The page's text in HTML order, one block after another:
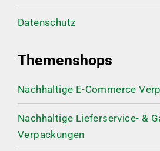
Datenschutz
Themenshops
Nachhaltige E-Commerce
Nachhaltige Lieferservice- &
Verpackungen